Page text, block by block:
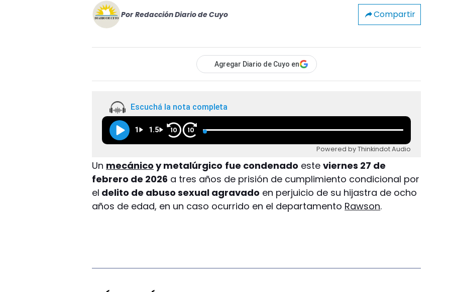
Por Redacción Diario de Cuyo Compartir
Agregar Diario de Cuyo en
Escuchá la nota completa
1 1.5 10 10
Powered by Thinkindot Audio
Un mecánico y metalúrgico fue condenado esteviernes 27 de
febrero de 2026 a tres años de prisión de cumplimiento condicional por
el delito de abuso sexual agravado en perjuicio de su hijastra de ocho
años de edad, en un caso ocurrido en el departamento Rawson.